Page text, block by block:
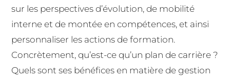
sur les perspectives d’évolution, de mobilité
interne et de montée en compétences, et ainsi
personnaliser les actions de formation.
Concrètement, qu’est-ce qu’un plan de carrière ?
Quels sont ses bénéfices en matière de gestion